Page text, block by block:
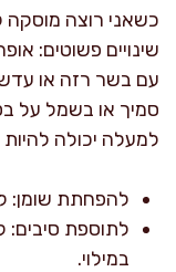
כשאני רוצה מוסקה
שינויים פשוטים:
עם בשר רזה או
סמיך או בשמל על
למעלה יכולה
להפחתת שומן:
לתוספת סיבים:
במילוי.